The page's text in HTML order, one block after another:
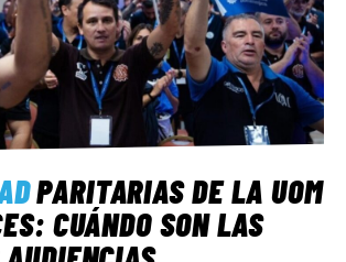
PARITARIAS DE LA UOM
CUÁNDO SON LAS